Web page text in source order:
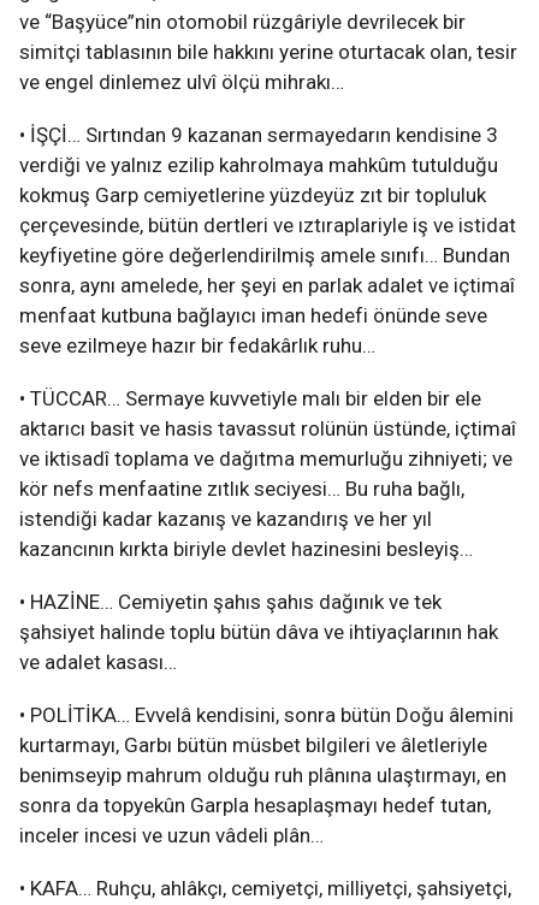
ve “Başyüce”nin otomobil rüzgâriyle devrilecek bir
simitçi tablasının bile hakkını yerine oturtacak olan, tesir
ve engel dinlemez ulvî ölçü mihrakı…
• İŞÇİ… Sırtından 9 kazanan sermayedarın kendisine 3
verdiği ve yalnız ezilip kahrolmaya mahkûm tutulduğu
kokmuş Garp cemiyetlerine yüzdeyüz zıt bir topluluk
çerçevesinde, bütün dertleri ve ıztıraplariyle iş ve istidat
keyfiyetine göre değerlendirilmiş amele sınıfı… Bundan
sonra, aynı amelede, her şeyi en parlak adalet ve içtimaî
menfaat kutbuna bağlayıcı iman hedefi önünde seve
seve ezilmeye hazır bir fedakârlık ruhu…
• TÜCCAR… Sermaye kuvvetiyle malı bir elden bir ele
aktarıcı basit ve hasis tavassut rolünün üstünde, içtimaî
ve iktisadî toplama ve dağıtma memurluğu zihniyeti; ve
kör nefs menfaatine zıtlık seciyesi… Bu ruha bağlı,
istendiği kadar kazanış ve kazandırış ve her yıl
kazancının kırkta biriyle devlet hazinesini besleyiş…
• HAZİNE… Cemiyetin şahıs şahıs dağınık ve tek
şahsiyet halinde toplu bütün dâva ve ihtiyaçlarının hak
ve adalet kasası…
• POLİTİKA… Evvelâ kendisini, sonra bütün Doğu âlemini
kurtarmayı, Garbı bütün müsbet bilgileri ve âletleriyle
benimseyip mahrum olduğu ruh plânına ulaştırmayı, en
sonra da topyekûn Garpla hesaplaşmayı hedef tutan,
inceler incesi ve uzun vâdeli plân…
• KAFA… Ruhçu, ahlâkçı, cemiyetçi, milliyetçi, şahsiyetçi,